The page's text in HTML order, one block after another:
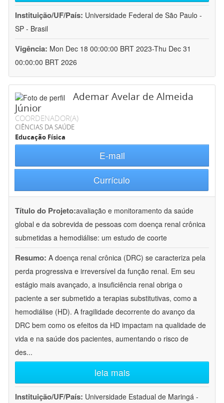
Instituição/UF/País: Universidade Federal de São Paulo -
SP - Brasil
Vigência: Mon Dec 18 00:00:00 BRT 2023-Thu Dec 31
00:00:00 BRT 2026
Ademar Avelar de Almeida
Júnior
COORDENADOR(A)
CIÊNCIAS DA SAÚDE
Educação Física
E-mail
Currículo
Título do Projeto:avaliação e monitoramento da saúde
global e da sobrevida de pessoas com doença renal crônica
submetidas a hemodiálise: um estudo de coorte
Resumo: A doença renal crônica (DRC) se caracteriza pela
perda progressiva e irreversível da função renal. Em seu
estágio mais avançado, a insuficiência renal obriga o
paciente a ser submetido a terapias substitutivas, como a
hemodiálise (HD). A fragilidade decorrente do avanço da
DRC bem como os efeitos da HD impactam na qualidade de
vida e na saúde dos pacientes, aumentando o risco de
des...
leia mais
Instituição/UF/País: Universidade Estadual de Maringá -